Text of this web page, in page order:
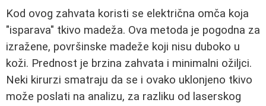
Kod ovog zahvata koristi se električna omča koja
"isparava" tkivo madeža. Ova metoda je pogodna za
izražene, površinske madeže koji nisu duboko u
koži. Prednost je brzina zahvata i minimalni ožiljci.
Neki kirurzi smatraju da se i ovako uklonjeno tkivo
može poslati na analizu, za razliku od laserskog